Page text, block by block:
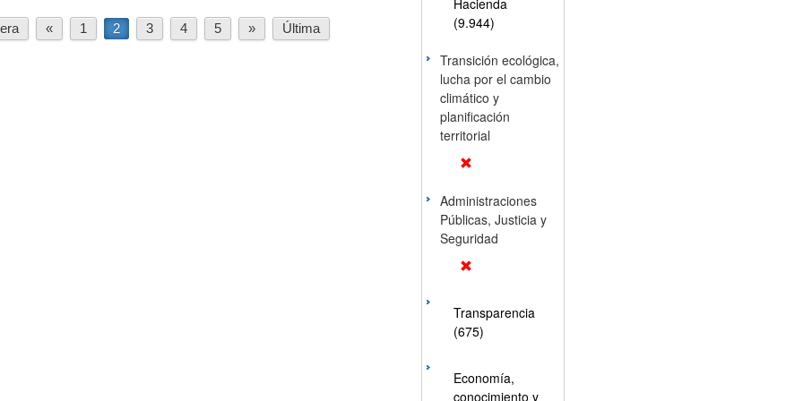
« 1 2 3 4 5 » Última
Hacienda
(9.944)
Transición ecológica,
lucha por el cambio
climático y
planificación
territorial
Administraciones
Públicas, Justicia y
Seguridad
Transparencia
(675)
Economía,
conocimiento y